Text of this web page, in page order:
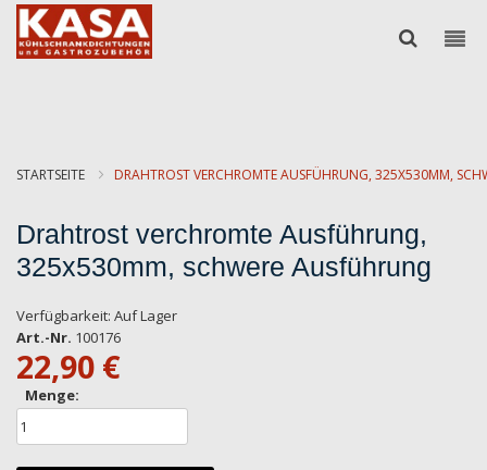
STARTSEITE DRAHTROST VERCHROMTE AUSFÜHRUNG, 325X530MM,
Drahtrost verchromte Ausführung,
325x530mm, schwere Ausführung
Verfügbarkeit: Auf Lager
Art.-Nr. 100176
22,90 €
Menge: